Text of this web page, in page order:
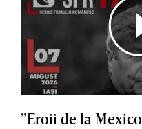
”Eroii de la